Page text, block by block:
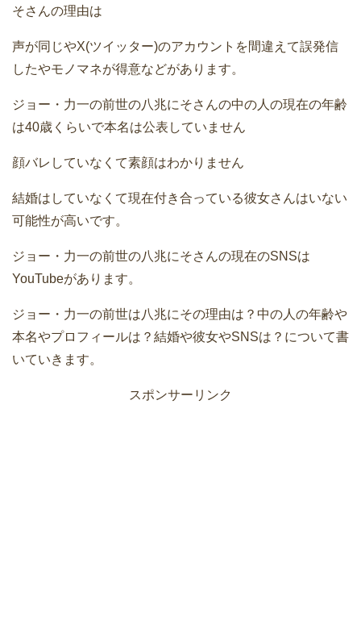
そさんの理由は
声が同じやX(ツイッター)のアカウントを間違えて誤発信
したやモノマネが得意などがあります。
ジョー・力一の前世の八兆にそさんの中の人の現在の年齢
は40歳くらいで本名は公表していません
顔バレしていなくて素顔はわかりません
結婚はしていなくて現在付き合っている彼女さんはいない
可能性が高いです。
ジョー・力一の前世の八兆にそさんの現在のSNSは
YouTubeがあります。
ジョー・力一の前世は八兆にその理由は？中の人の年齢や
本名やプロフィールは？結婚や彼女やSNSは？について書
いていきます。
スポンサーリンク